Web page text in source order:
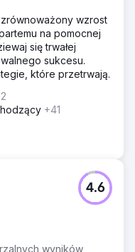
zrównoważony wzrost
na pomocnej
się trwałej
sukcesu.
które przetrwają.
+41
wyników
4.6